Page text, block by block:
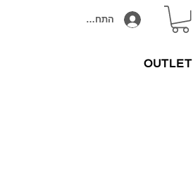
התחבר/הירשם
OUTLET